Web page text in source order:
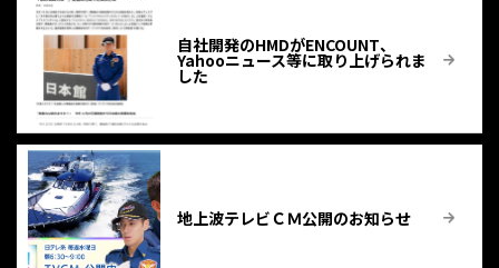
自社開発のHMDがENCOUNT、
Yahooニュース等に取り上げられま
した
地上波テレビＣＭ公開のお知らせ